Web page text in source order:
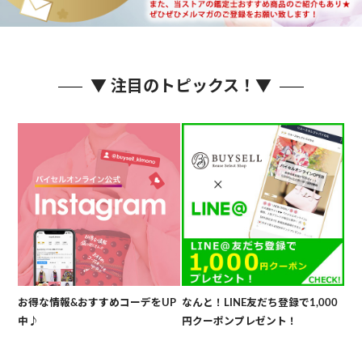
▼ 注目のトピックス！▼
お得な情報&おすすめコーデをUP
中♪
なんと！LINE友だち登録で1,000
円クーポンプレゼント！